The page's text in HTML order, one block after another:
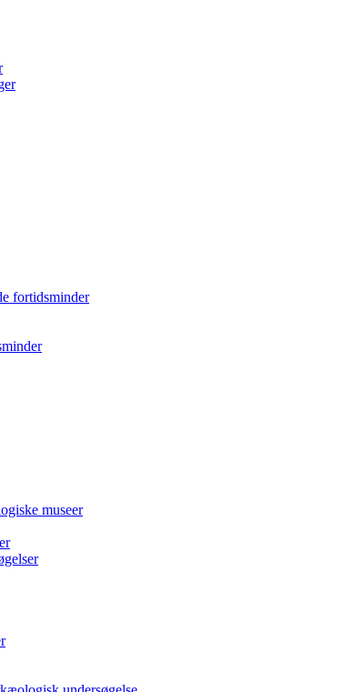
fortidsminder
museer